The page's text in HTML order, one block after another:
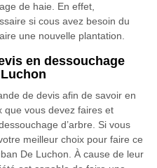
de haie. En effet,
si cous avez besoin du
une nouvelle plantation.
en dessouchage
de devis afin de savoir en
que vous devez faires et
d’arbre. Si vous
meilleur choix pour faire ce
De Luchon. À cause de leur